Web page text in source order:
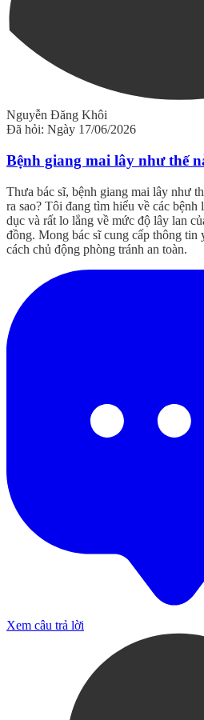
Nguyễn Đăng Khôi
Đã hỏi: Ngày 17/06/2026
Bệnh giang mai lây như thế
Thưa bác sĩ, bệnh giang mai lây như
ra sao? Tôi đang tìm hiểu về các
dục và rất lo lắng về mức độ lây lan
đồng. Mong bác sĩ cung cấp thông tin
cách chủ động phòng tránh an toàn.
Xem câu trả lời